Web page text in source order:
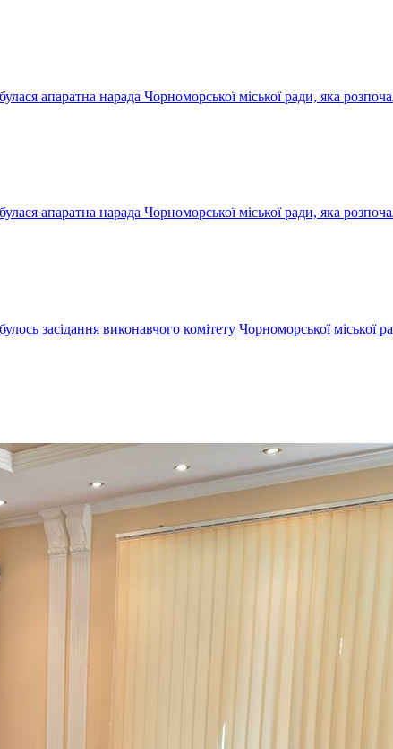
апаратна нарада Чорноморської міської ради, яка
апаратна нарада Чорноморської міської ради, яка
засідання виконавчого комітету Чорноморської міської